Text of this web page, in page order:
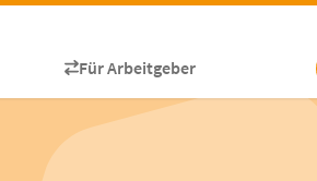
Für Arbeitgeber